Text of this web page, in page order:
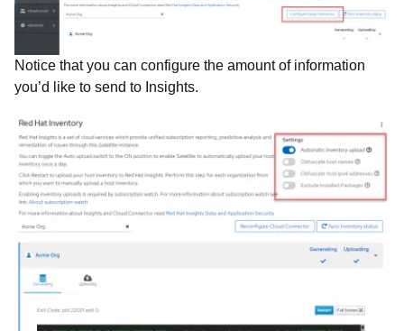
Notice that you can configure the amount of information
you’d like to send to Insights.